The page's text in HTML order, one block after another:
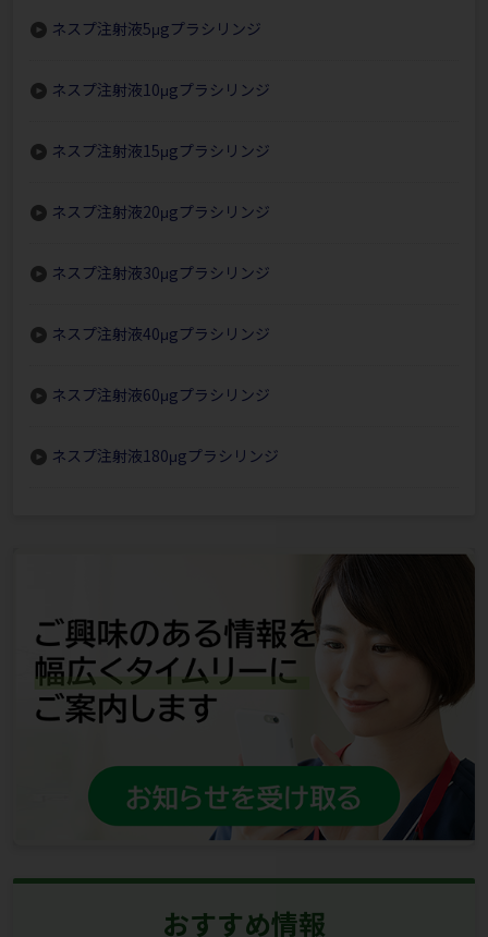
ネスプ注射液5μgプラシリンジ
ネスプ注射液10μgプラシリンジ
ネスプ注射液15μgプラシリンジ
ネスプ注射液20μgプラシリンジ
ネスプ注射液30μgプラシリンジ
ネスプ注射液40μgプラシリンジ
ネスプ注射液60μgプラシリンジ
ネスプ注射液180μgプラシリンジ
おすすめ情報